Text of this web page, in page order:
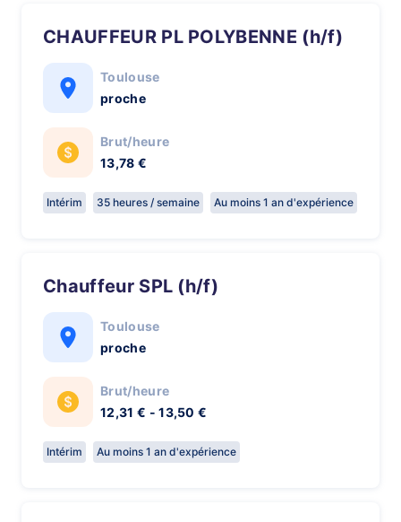
CHAUFFEUR PL POLYBENNE (h/f)
Toulouse
proche
Brut/heure
13,78 €
Intérim 35 heures / semaine Au moins 1 an d'expérience
Chauffeur SPL (h/f)
Toulouse
proche
Brut/heure
12,31 € - 13,50 €
Intérim Au moins 1 an d'expérience